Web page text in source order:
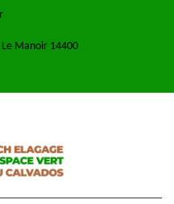
Manoir 14400